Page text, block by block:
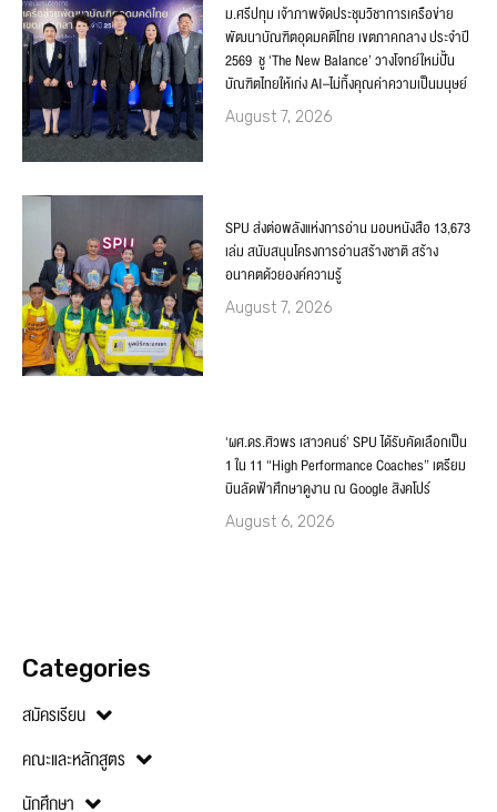
ม.ศรีปทุม เจ้าภาพจัดประชุมวิชาการเครือข่าย
พัฒนาบัณฑิตอุดมคติไทย เขตภาคกลาง ประจำปี
2569 ชู ‘The New Balance’ วางโจทย์ใหม่ปั้น
บัณฑิตไทยให้เก่ง AI–ไม่ทิ้งคุณค่าความเป็นมนุษย์
August 7, 2026
SPU ส่งต่อพลังแห่งการอ่าน มอบหนังสือ 13,673
เล่ม สนับสนุนโครงการอ่านสร้างชาติ สร้าง
อนาคตด้วยองค์ความรู้
August 7, 2026
‘ผศ.ดร.ศิวพร เสาวคนธ์’ SPU ได้รับคัดเลือกเป็น
1 ใน 11 “High Performance Coaches” เตรียม
บินลัดฟ้าศึกษาดูงาน ณ Google สิงคโปร์
August 6, 2026
Categories
สมัครเรียน
คณะและหลักสูตร
นักศึกษา